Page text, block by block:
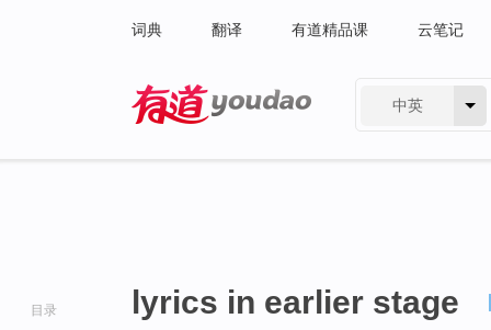
词典 翻译 有道精品课 云笔记
中英
目录 lyrics in earlier stage